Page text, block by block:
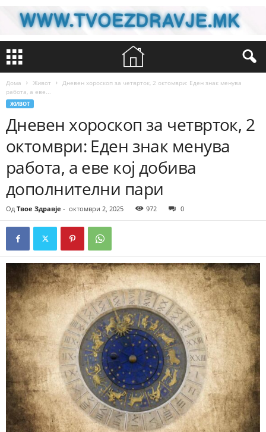
Дома Живот
Дневен хороскоп за четврток, 2 октомври: Еден знак менува
работа, а еве...
ЖИВОТ
Дневен хороскоп за четврток, 2
октомври: Еден знак менува
работа, а еве кој добива
дополнителни пари
Од Твое Здравје - октомври 2, 2025 972 0